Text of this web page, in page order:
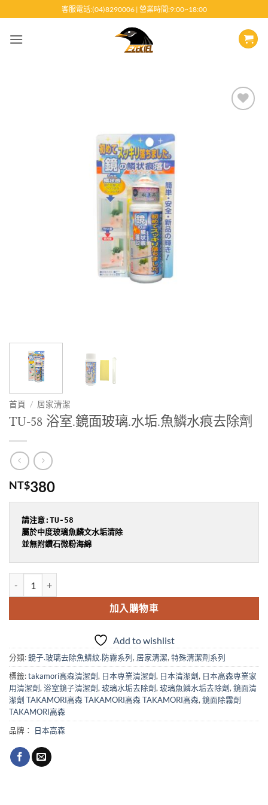
至
客服電話:(04)8290006 | 營業時間:9:00~18:00
首頁 / 居家清潔
TU-58 浴室.鏡面玻璃.水垢.魚鱗水痕去除劑
NT$380
請注意:TU-58
屬於中度玻璃魚麟文水垢清除
並無附鑽石微粉海綿
加入購物車
Add to wishlist
分類:鏡子.玻璃去除魚鱗紋.防霧系列, 居家清潔, 特殊清潔劑系列
標籤:takamori高森清潔劑, 日本專業清潔劑, 日本清潔劑, 日本高森專業家
用清潔劑, 浴室鏡子清潔劑, 玻璃水垢去除劑, 玻璃魚鱗水垢去除劑, 鏡面清
潔劑 TAKAMORI高森 TAKAMORI高森 TAKAMORI高森, 鏡面除霧劑
TAKAMORI高森
品牌：
日本高森